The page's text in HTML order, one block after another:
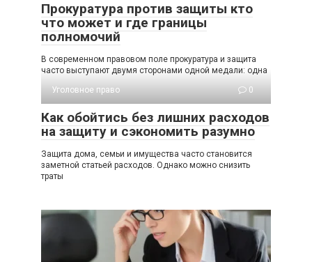
Прокуратура против защиты кто
что может и где границы
полномочий
В современном правовом поле прокуратура и защита
часто выступают двумя сторонами одной медали: одна
Уголовное право
0
Как обойтись без лишних расходов
на защиту и сэкономить разумно
Защита дома, семьи и имущества часто становится
заметной статьей расходов. Однако можно снизить
траты